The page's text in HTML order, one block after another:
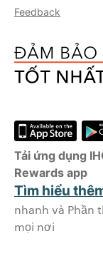
Feedback
Tải ứng dụng
Rewards app
Tìm hiểu
nhanh và Phần
mọi nơi